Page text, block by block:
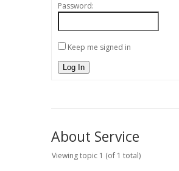
Password:
Keep me signed in
Log In
About Service
Viewing topic 1 (of 1 total)